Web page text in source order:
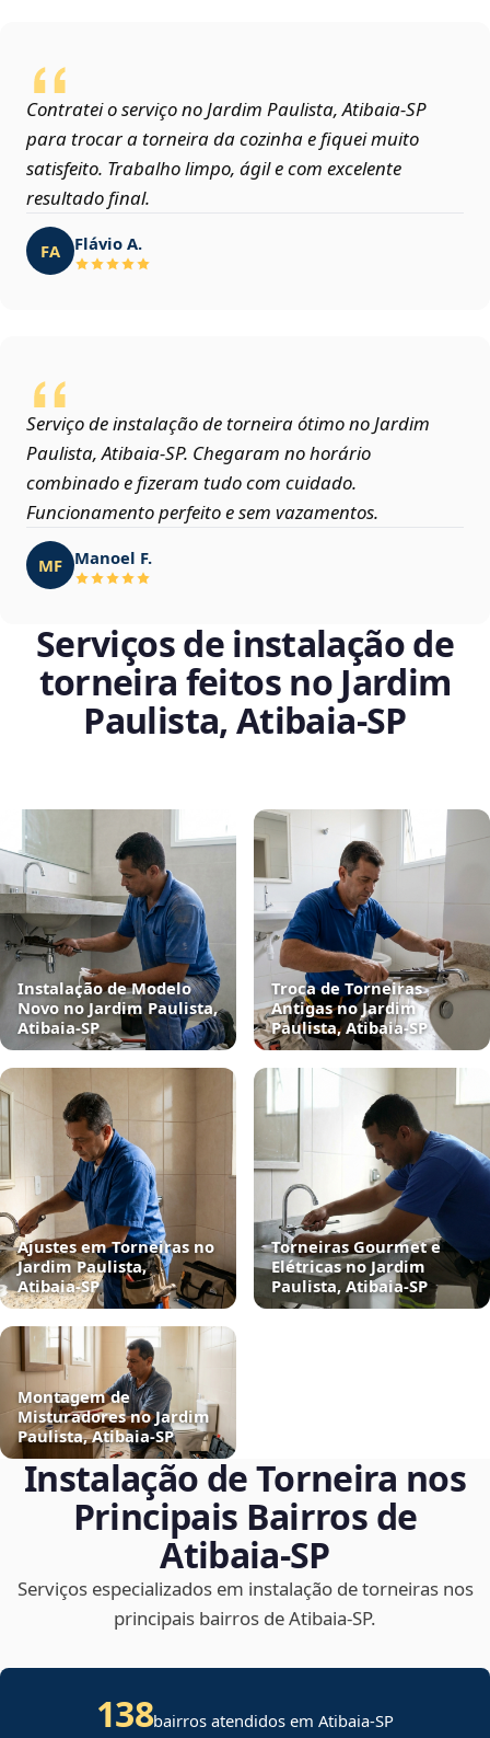
Contratei o serviço no Jardim Paulista, Atibaia‑SP
para trocar a torneira da cozinha e fiquei muito
satisfeito. Trabalho limpo, ágil e com excelente
resultado final.
FA Flávio A.
Serviço de instalação de torneira ótimo no Jardim
Paulista, Atibaia‑SP. Chegaram no horário
combinado e fizeram tudo com cuidado.
Funcionamento perfeito e sem vazamentos.
MF Manoel F.
Serviços de instalação de
torneira feitos no Jardim
Paulista, Atibaia‑SP
Instalação de Modelo
Novo no Jardim Paulista,
Atibaia‑SP
Troca de Torneiras
Antigas no Jardim
Paulista, Atibaia‑SP
Ajustes em Torneiras no
Jardim Paulista,
Atibaia‑SP
Torneiras Gourmet e
Elétricas no Jardim
Paulista, Atibaia‑SP
Montagem de
Misturadores no Jardim
Paulista, Atibaia‑SP
Instalação de Torneira nos
Principais Bairros de
Atibaia‑SP
Serviços especializados em instalação de torneiras nos
principais bairros de Atibaia‑SP.
138bairros atendidos em Atibaia-SP